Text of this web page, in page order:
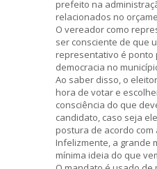
prefeito na
relacionados no
O vereador como
ser consciente de que
representativo é
democracia no
Ao saber disso, o
hora de votar e
consciência do que
candidato, caso seja
postura de acordo
Infelizmente, a grande
mínima ideia do que